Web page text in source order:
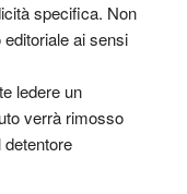
specifica. Non
ai sensi
ledere un
verrà rimosso